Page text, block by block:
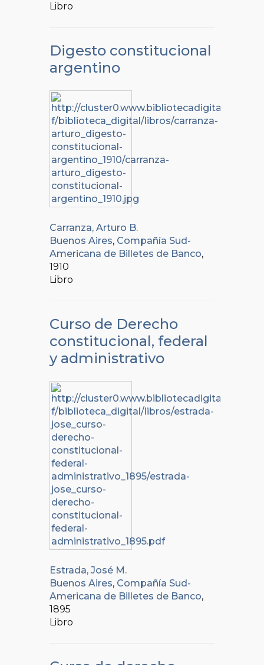
Libro
Digesto constitucional
argentino
Carranza, Arturo B.
Buenos Aires, Compañía Sud-
Americana de Billetes de Banco,
1910
Libro
Curso de Derecho
constitucional, federal
y administrativo
Estrada, José M.
Buenos Aires, Compañía Sud-
Americana de Billetes de Banco,
1895
Libro